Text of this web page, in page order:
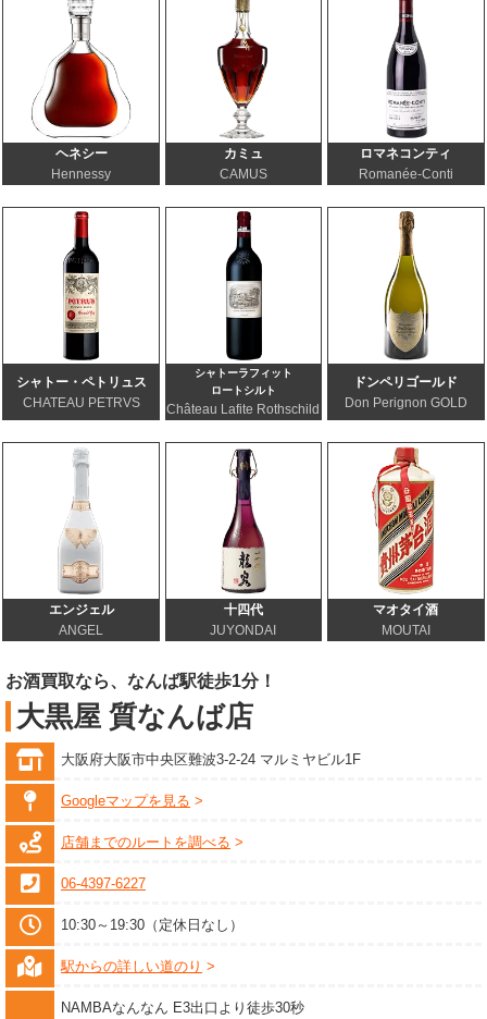
ヘネシー
Hennessy
カミュ
CAMUS
ロマネコンティ
Romanée-Conti
シャトー・ペトリュス
CHATEAU PETRVS
シャトーラフィット
ロートシルト
Château Lafite Rothschild
ドンペリゴールド
Don Perignon GOLD
エンジェル
ANGEL
十四代
JUYONDAI
マオタイ酒
MOUTAI
お酒買取なら、なんば駅徒歩1分！
大黒屋 質なんば店
大阪府大阪市中央区難波3-2-24 マルミヤビル1F
Googleマップを見る
店舗までのルートを調べる
06-4397-6227
10:30～19:30（定休日なし）
駅からの詳しい道のり
NAMBAなんなん E3出口より徒歩30秒